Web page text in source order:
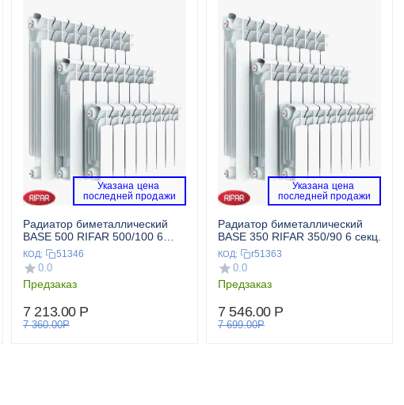
Указана цена
последней продажи
Радиатор биметаллический
BASE 500 RIFAR 500/100 6
секц.
КОД: 51346
0.0
Предзаказ
7 213.00 Р
7 360.00Р
Указана цена
последней продажи
Радиатор биметаллический
BASE 350 RIFAR 350/90 6 секц.
КОД: r51363
0.0
Предзаказ
7 546.00 Р
7 699.00Р